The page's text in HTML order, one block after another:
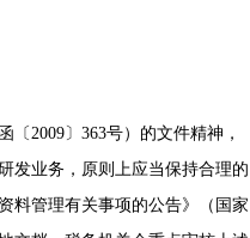
2009〕363号）的文件精神，
发业务，原则上应当保持合理的
料管理有关事项的公告》（国家